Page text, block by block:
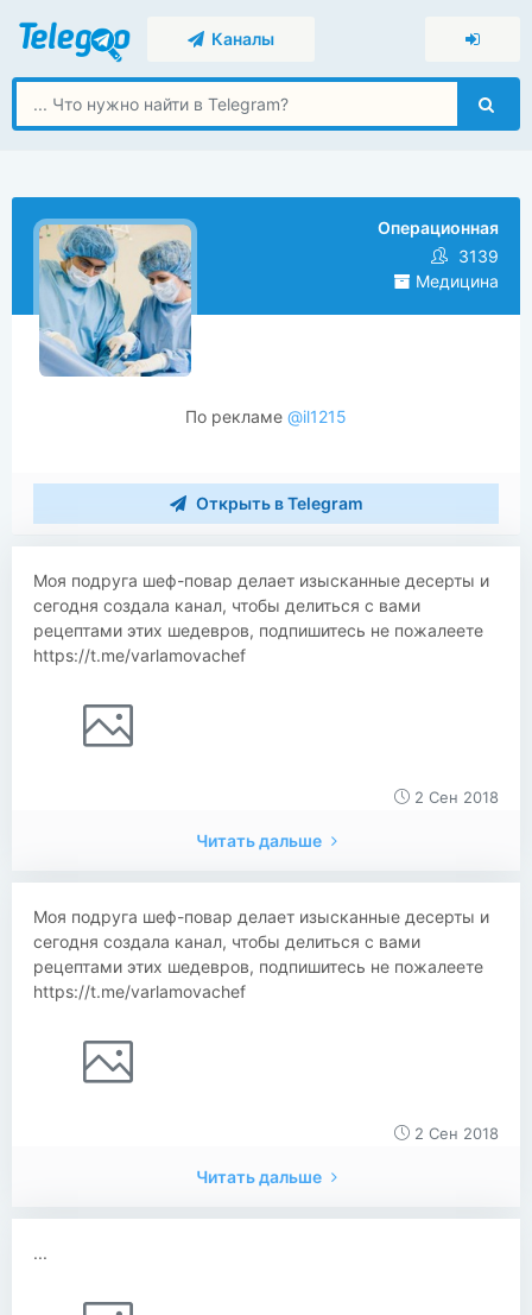
Каналы
Операционная
3139
Медицина
По рекламе @il1215
Открыть в Telegram
Моя подруга шеф-повар делает изысканные десерты и
сегодня создала канал, чтобы делиться с вами
рецептами этих шедевров, подпишитесь не пожалеете
https://t.me/varlamovachef
2 Сен 2018
Читать дальше
Моя подруга шеф-повар делает изысканные десерты и
сегодня создала канал, чтобы делиться с вами
рецептами этих шедевров, подпишитесь не пожалеете
https://t.me/varlamovachef
2 Сен 2018
Читать дальше
...